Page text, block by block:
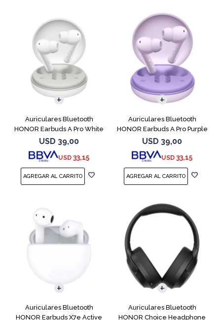
Auriculares Bluetooth
HONOR Earbuds A Pro White
USD 39,00
USD 33,15
Auriculares Bluetooth
HONOR Earbuds A Pro Purple
USD 39,00
USD 33,15
Auriculares Bluetooth
HONOR Earbuds X7e Active
Auriculares Bluetooth
HONOR Choice Headphone